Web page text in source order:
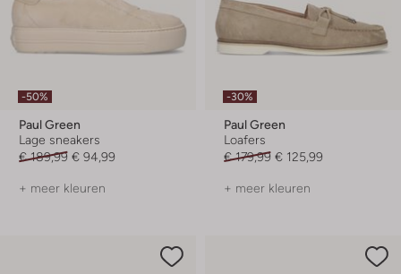
-50%
Paul Green
Lage sneakers
€ 189,99 € 94,99
+ meer kleuren
-30%
Paul Green
Loafers
€ 179,99 € 125,99
+ meer kleuren